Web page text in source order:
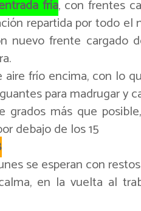
fría, con frentes
repartida por todo el
nuevo frente cargado
aire frío encima, con lo
para madrugar y
grados más que
debajo de los 15
se esperan con
en la vuelta al